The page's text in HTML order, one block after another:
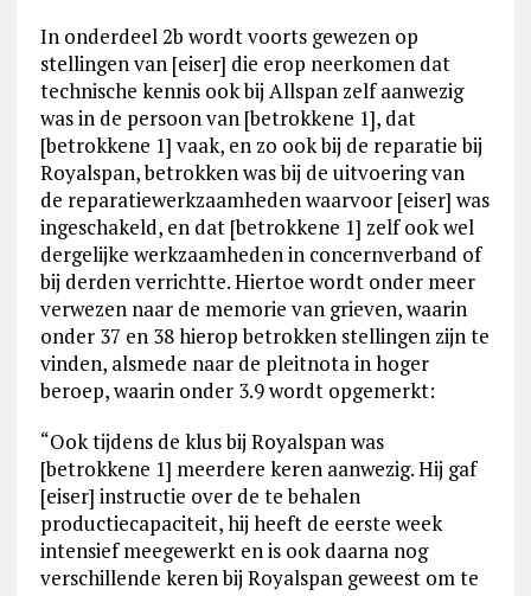
In onderdeel 2b wordt voorts gewezen op
stellingen van [eiser] die erop neerkomen dat
technische kennis ook bij Allspan zelf aanwezig
was in de persoon van [betrokkene 1], dat
[betrokkene 1] vaak, en zo ook bij de reparatie bij
Royalspan, betrokken was bij de uitvoering van
de reparatiewerkzaamheden waarvoor [eiser] was
ingeschakeld, en dat [betrokkene 1] zelf ook wel
dergelijke werkzaamheden in concernverband of
bij derden verrichtte. Hiertoe wordt onder meer
verwezen naar de memorie van grieven, waarin
onder 37 en 38 hierop betrokken stellingen zijn te
vinden, alsmede naar de pleitnota in hoger
beroep, waarin onder 3.9 wordt opgemerkt:
“Ook tijdens de klus bij Royalspan was
[betrokkene 1] meerdere keren aanwezig. Hij gaf
[eiser] instructie over de te behalen
productiecapaciteit, hij heeft de eerste week
intensief meegewerkt en is ook daarna nog
verschillende keren bij Royalspan geweest om te